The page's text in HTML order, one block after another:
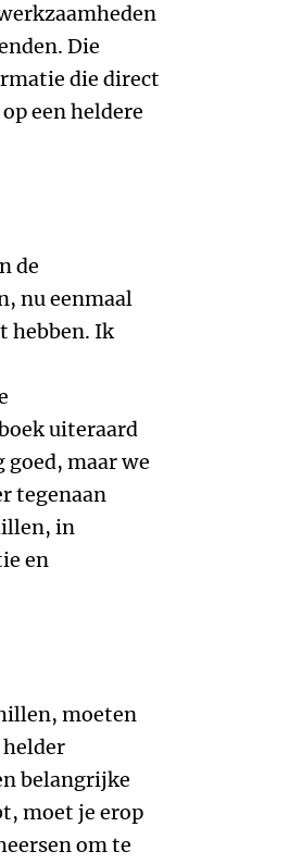
Die
die direct
een heldere
de
nu eenmaal
hebben. Ik
uiteraard
goed, maar we
tegenaan
in
en
moeten
belangrijke
moet je erop
om te